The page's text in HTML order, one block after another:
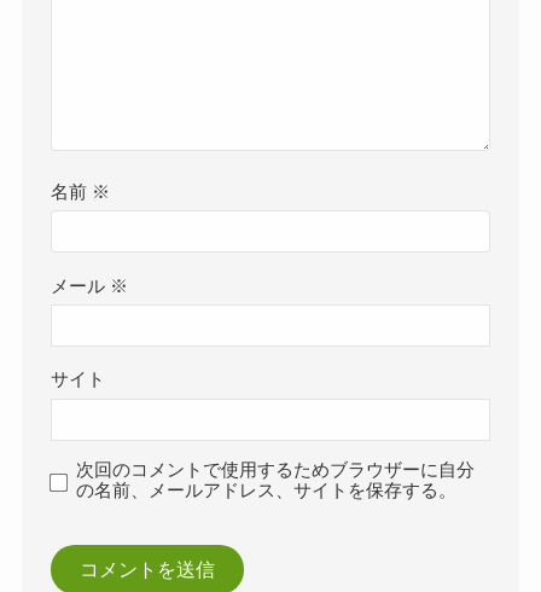
名前 ※
メール ※
サイト
次回のコメントで使用するためブラウザーに自分
の名前、メールアドレス、サイトを保存する。